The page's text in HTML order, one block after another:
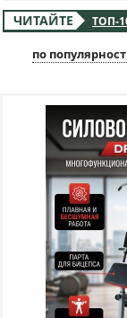
ЧИТАЙТЕ ТОП-
по